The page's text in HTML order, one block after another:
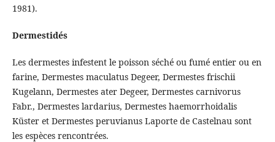
1981).
Dermestidés
Les dermestes infestent le poisson séché ou fumé entier ou en
farine, Dermestes maculatus Degeer, Dermestes frischii
Kugelann, Dermestes ater Degeer, Dermestes carnivorus
Fabr., Dermestes lardarius, Dermestes haemorrhoidalis
Küster et Dermestes peruvianus Laporte de Castelnau sont
les espèces rencontrées.